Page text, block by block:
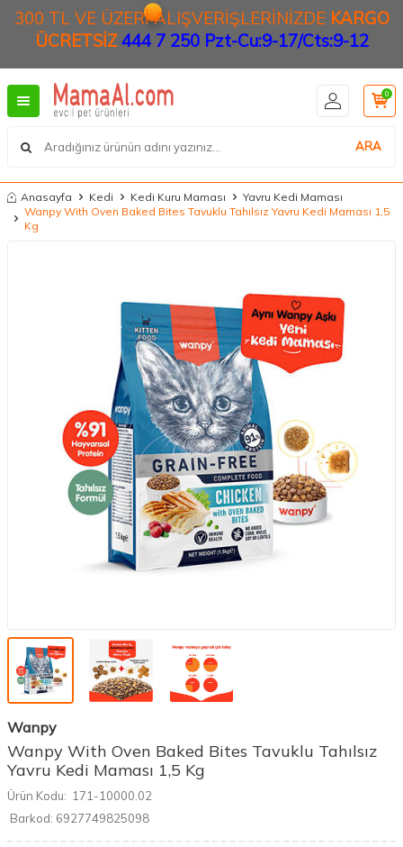
300 TL VE ÜZERİ ALIŞVERİŞLERİNİZDE KARGO
ÜCRETSİZ444 7 250 Pzt-Cu:9-17/Cts:9-12
ARA
0
Anasayfa Kedi Kedi Kuru Maması
Yavru Kedi Maması
Wanpy With Oven Baked Bites Tavuklu Tahılsız Yavru Kedi Maması 1,5
Kg
Wanpy
Wanpy With Oven Baked Bites Tavuklu Tahılsız
Yavru Kedi Maması 1,5 Kg
Ürün Kodu: 171-10000.02
Barkod: 6927749825098